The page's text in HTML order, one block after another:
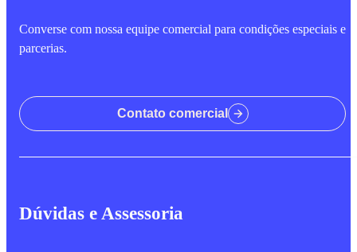
Converse com nossa equipe comercial para condições especiais e
parcerias.
Contato comercial
Dúvidas e Assessoria